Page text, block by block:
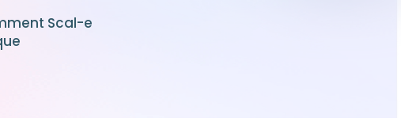
Scal-e